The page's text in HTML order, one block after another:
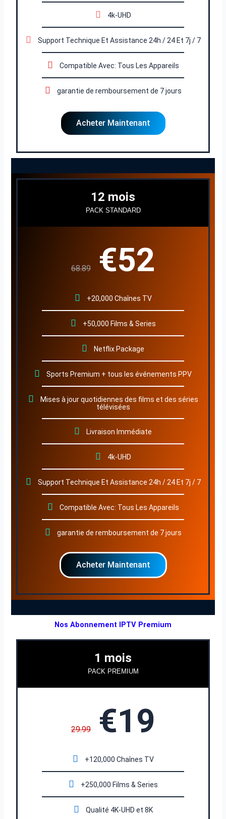
4k-UHD
Support Technique Et Assistance 24h / 24 Et 7j / 7
Compatible Avec: Tous Les Appareils
garantie de remboursement de 7 jours
Acheter Maintenant
12 mois
PACK STANDARD
68.89 €52
+20,000 Chaînes TV
+50,000 Films & Series
Netflix Package
Sports Premium + tous les événements PPV
Mises à jour quotidiennes des films et des séries
télévisées
Livraison Immédiate
4k-UHD
Support Technique Et Assistance 24h / 24 Et 7j / 7
Compatible Avec: Tous Les Appareils
garantie de remboursement de 7 jours
Acheter Maintenant
Nos Abonnement IPTV Premium
1 mois
PACK PREMIUM
29.99 €19
+120,000 Chaînes TV
+250,000 Films & Series
Qualité 4K-UHD et 8K